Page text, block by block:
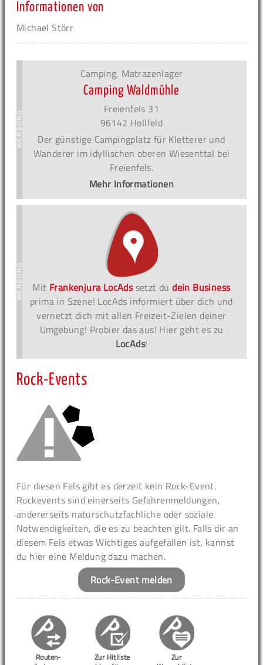
Informationen von
Michael Störr
Camping, Matrazenlager
Camping Waldmühle
Freienfels 31
96142 Hollfeld
Der günstige Campingplatz für Kletterer und
Wanderer im idyllischen oberen Wiesenttal bei
Freienfels.
Mehr Informationen
Mit Frankenjura LocAdssetzt dudein Business
prima in Szene! LocAds informiert über dich und
vernetzt dich mit allen Freizeit-Zielen deiner
Umgebung! Probier das aus! Hier geht es zu
LocAds!
Rock-Events
Für diesen Fels gibt es derzeit kein Rock-Event.
Rockevents sind einerseits Gefahrenmeldungen,
andererseits naturschutzfachliche oder soziale
Notwendigkeiten, die es zu beachten gilt. Falls dir an
diesem Fels etwas Wichtiges aufgefallen ist, kannst
du hier eine Meldung dazu machen.
Rock-Event melden
Routen-
Zur Hitliste
Zur